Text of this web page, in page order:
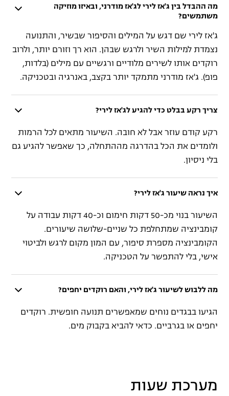
מה ההבדל בין ג'אז לירי לג'אז מודרני, ובאיזו מוזיקה
משתמשים?
ג'אז לירי שם דגש על המילים והסיפור שבשיר, והתנועה
נצמדת למילות השיר ולרגש שבהן. הוא רך וזורם יותר, ולרוב
רוקדים אותו לשירים מלודיים ורגשיים עם מילים (בלדות,
פופ). ג'אז מודרני מתמקד יותר בקצב, באנרגיה ובטכניקה.
צריך רקע בבלט כדי להגיע לג'אז לירי?
רקע קודם עוזר אבל לא חובה. השיעור מתאים לכל הרמות
ולומדים את הכל בהדרגה מההתחלה, כך שאפשר להגיע גם
בלי ניסיון.
איך נראה שיעור ג'אז לירי?
השיעור בנוי מכ-50 דקות חימום וכ-40 דקות עבודה על
קומבינציה שמתחלפת כל שניים-שלושה שיעורים.
הקומבינציה מספרת סיפור, עם המון מקום לרגש ולביטוי
אישי, בלי להתפשר על הטכניקה.
מה ללבוש לשיעור ג'אז לירי, והאם רוקדים יחפים?
הגיעו בבגדים נוחים שמאפשרים תנועה חופשית. רוקדים
יחפים או בגרביים. כדאי להביא בקבוק מים.
מערכת שעות